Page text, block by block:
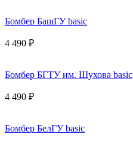
Бомбер БашГУ basic
4 490 ₽
Бомбер БГТУ им. Шухова basic
4 490 ₽
Бомбер БелГУ basic